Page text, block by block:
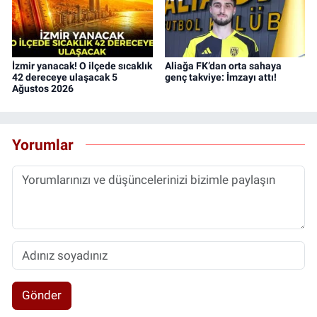
İzmir yanacak! O ilçede sıcaklık
42 dereceye ulaşacak 5
Ağustos 2026
Aliağa FK’dan orta sahaya
genç takviye: İmzayı attı!
Yorumlar
Gönder